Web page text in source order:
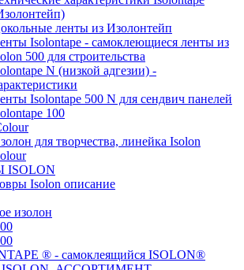
ленты из Изолонтейп
Isolontape - самоклеющиеся ленты из
500 для строительства
N (низкой адгезии) -
Isolontape 500 N для сендвич панелей
100
для творчества, линейка Isolon
Isolon описание
изолон
® - самоклеящийся ISOLON®